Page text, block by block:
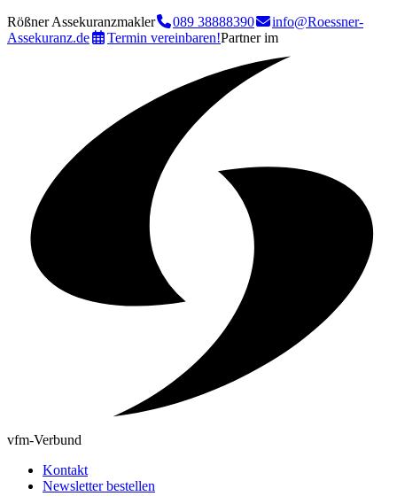
Rößner Assekuranzmakler 089 38888390
info@Roessner-
Assekuranz.de
Termin vereinbaren!Partner im
vfm-Verbund
Kontakt
Newsletter bestellen